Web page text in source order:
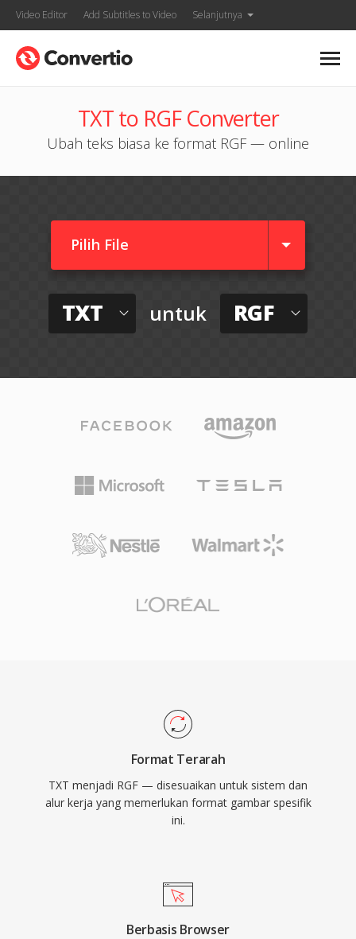
Video Editor Add Subtitles to Video Selanjutnya
TXT to RGF Converter
Ubah teks biasa ke format RGF — online
Pilih File
TXT untuk RGF
Format Terarah
TXT menjadi RGF — disesuaikan untuk sistem dan
alur kerja yang memerlukan format gambar spesifik
ini.
Berbasis Browser